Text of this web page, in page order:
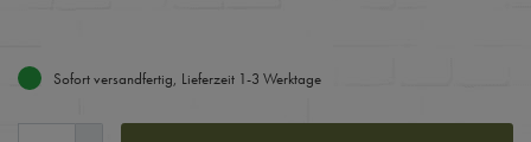
Sofort versandfertig, Lieferzeit 1-3 Werktage